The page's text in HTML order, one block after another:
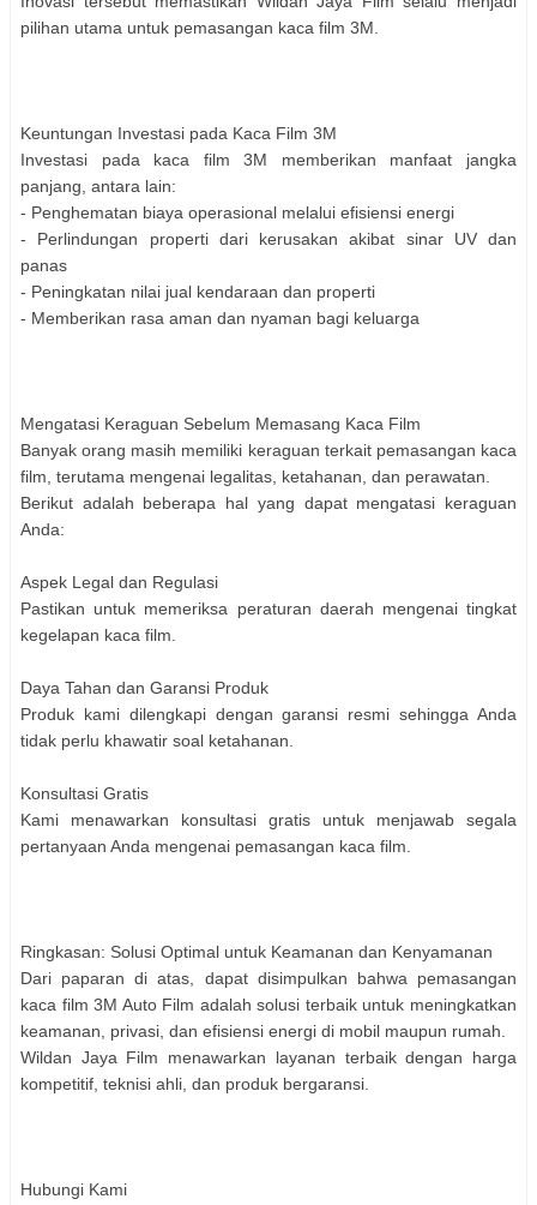
pilihan utama untuk pemasangan kaca film 3M.
Keuntungan Investasi pada Kaca Film 3M
Investasi pada kaca film 3M memberikan manfaat jangka
panjang, antara lain:
- Penghematan biaya operasional melalui efisiensi energi
- Perlindungan properti dari kerusakan akibat sinar UV dan
panas
- Peningkatan nilai jual kendaraan dan properti
- Memberikan rasa aman dan nyaman bagi keluarga
Mengatasi Keraguan Sebelum Memasang Kaca Film
Banyak orang masih memiliki keraguan terkait pemasangan kaca
film, terutama mengenai legalitas, ketahanan, dan perawatan.
Berikut adalah beberapa hal yang dapat mengatasi keraguan
Anda:
Aspek Legal dan Regulasi
Pastikan untuk memeriksa peraturan daerah mengenai tingkat
kegelapan kaca film.
Daya Tahan dan Garansi Produk
Produk kami dilengkapi dengan garansi resmi sehingga Anda
tidak perlu khawatir soal ketahanan.
Konsultasi Gratis
Kami menawarkan konsultasi gratis untuk menjawab segala
pertanyaan Anda mengenai pemasangan kaca film.
Ringkasan: Solusi Optimal untuk Keamanan dan Kenyamanan
Dari paparan di atas, dapat disimpulkan bahwa pemasangan
kaca film 3M Auto Film adalah solusi terbaik untuk meningkatkan
keamanan, privasi, dan efisiensi energi di mobil maupun rumah.
Wildan Jaya Film menawarkan layanan terbaik dengan harga
kompetitif, teknisi ahli, dan produk bergaransi.
Hubungi Kami